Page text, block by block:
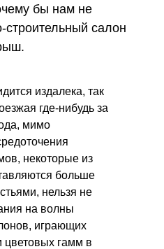
бы нам не
строительный салон
издалека, так
где-нибудь за
мимо
некоторые из
больше
нельзя не
на волны
играющих
цветовых гамм в